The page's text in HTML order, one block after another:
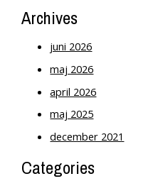
Archives
juni 2026
maj 2026
april 2026
maj 2025
december 2021
Categories